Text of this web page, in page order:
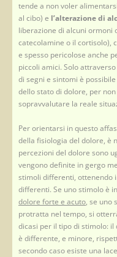
tende a non voler
al cibo) e l’alterazione di
liberazione di alcuni ormoni
catecolamine o il cortisolo),
e spesso pericolose anche
piccoli amici. Solo
di segni e sintomi è
dello stato di dolore, per
sopravvalutare la reale
Per orientarsi in questo
della fisiologia del dolore, è
percezioni del dolore sono
vengono definite in gergo
stimoli differenti, ottenendo
differenti. Se uno stimolo è
dolore forte e acuto, se uno
protratta nel tempo, si
dicasi per il tipo di stimolo:
è differente, e minore,
secondo caso esiste una